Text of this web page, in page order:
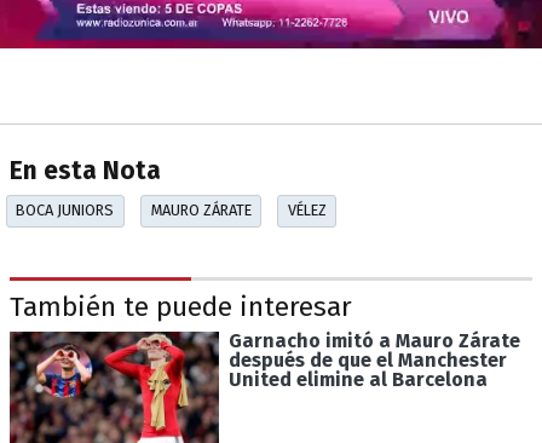
En esta Nota
BOCA JUNIORS MAURO ZÁRATE VÉLEZ
También te puede interesar
Garnacho imitó a Mauro Zárate
después de que el Manchester
United elimine al Barcelona